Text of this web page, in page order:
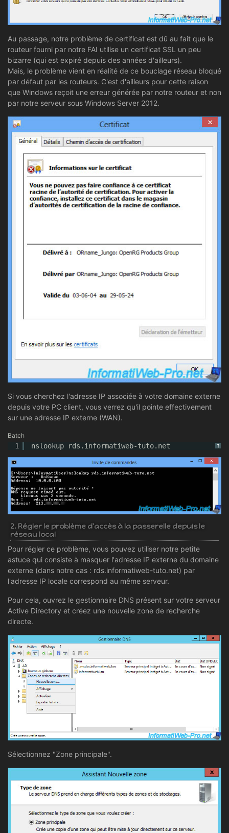
Au passage, notre problème de certificat est dû au fait que le
routeur fourni par notre FAI utilise un certificat SSL un peu
bizarre (qui est expiré depuis des années d'ailleurs).
Mais, le problème vient en réalité de ce bouclage réseau bloqué
par défaut par les routeurs. C'est d'ailleurs pour cette raison
que Windows reçoit une erreur générée par notre routeur et non
par notre serveur sous Windows Server 2012.
Si vous cherchez l'adresse IP associée à votre domaine externe
depuis votre PC client, vous verrez qu'il pointe effectivement
sur une adresse IP externe (WAN).
Batch
?
1 nslookup rds.informatiweb-tuto.net
2. Régler le problème d'accès à la passerelle depuis le
réseau local
Pour régler ce problème, vous pouvez utiliser notre petite
astuce qui consiste à masquer l'adresse IP externe du domaine
externe (dans notre cas : rds.informatiweb-tuto.net) par
l'adresse IP locale correspond au même serveur.
Pour cela, ouvrez le gestionnaire DNS présent sur votre serveur
Active Directory et créez une nouvelle zone de recherche
directe.
Sélectionnez "Zone principale".